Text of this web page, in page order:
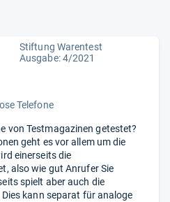
Stiftung Warentest
Ausgabe: 4/2021
Telefone
von Testmagazinen getestet?
geht es vor allem um die
einerseits die
also wie gut Anrufer Sie
spielt aber auch die
kann separat für analoge